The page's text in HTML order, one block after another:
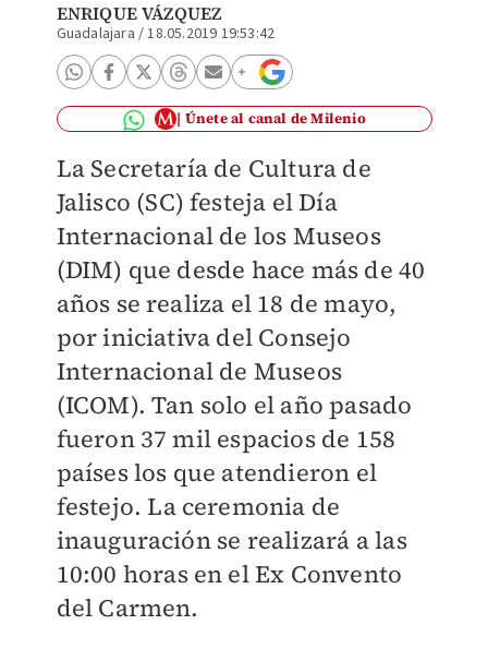
ENRIQUE VÁZQUEZ
Guadalajara /18.05.2019 19:53:42
Únete al canal de Milenio
La Secretaría de Cultura de
Jalisco (SC) festeja el Día
Internacional de los Museos
(DIM) que desde hace más de 40
años se realiza el 18 de mayo,
por iniciativa del Consejo
Internacional de Museos
(ICOM). Tan solo el año pasado
fueron 37 mil espacios de 158
países los que atendieron el
festejo. La ceremonia de
inauguración se realizará a las
10:00 horas en el Ex Convento
del Carmen.